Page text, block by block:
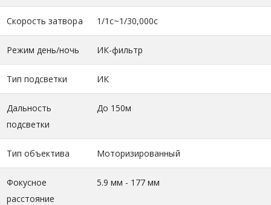
Скорость затвора 1/1с~1/30,000с
Режим день/ночь ИК-фильтр
Тип подсветки ИК
Дальность
подсветки
До 150м
Тип объектива Моторизированный
Фокусное
расстояние
5.9 мм - 177 мм